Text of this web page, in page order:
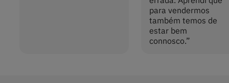
para vendermos
também temos de
estar bem
connosco.”